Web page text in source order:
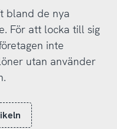
bland de nya
För att locka till sig
inte
utan använder